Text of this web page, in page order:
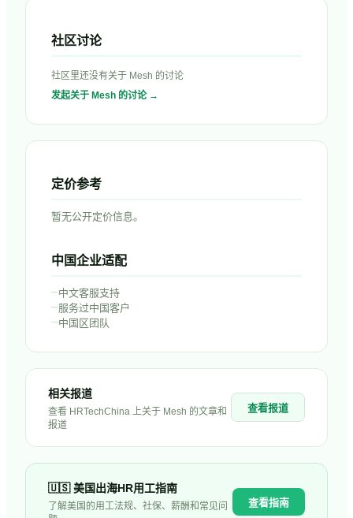
社区讨论
社区里还没有关于 Mesh 的讨论
发起关于 Mesh 的讨论 →
定价参考
暂无公开定价信息。
中国企业适配
–中文客服支持
–服务过中国客户
–中国区团队
相关报道
查看 HRTechChina 上关于 Mesh 的文章和
报道
查看报道
🇺🇸 美国出海HR用工指南
了解美国 的用工法规、社保、薪酬和常见问
查看指南